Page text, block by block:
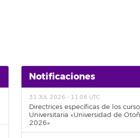
Notificaciones
31 JUL 2026 - 11:08 UTC
Directrices específicas de los
Universitaria «Universidad de
2026»